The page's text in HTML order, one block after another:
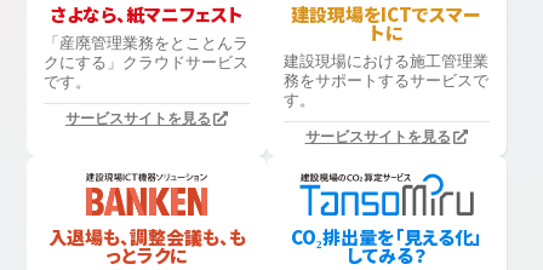
さよなら、紙マニフェスト
「産廃管理業務をとことんラ
クにする」 クラウドサービス
です。
サービスサイトを見る
建設現場をICTでスマー
トに
建設現場における施工管理業
務をサポートするサービスで
す。
サービスサイトを見る
入退場も、調整会議も、も
っとラクに
CO₂排出量を「見える化」
してみる？